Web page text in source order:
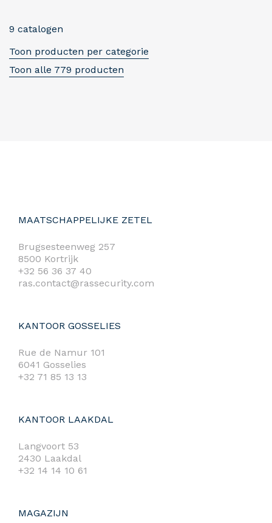
9 catalogen
Toon producten per categorie
Toon alle 779 producten
MAATSCHAPPELIJKE ZETEL
Brugsesteenweg 257
8500 Kortrijk
+32 56 36 37 40
ras.contact@rassecurity.com
KANTOOR GOSSELIES
Rue de Namur 101
6041 Gosselies
+32 71 85 13 13
KANTOOR LAAKDAL
Langvoort 53
2430 Laakdal
+32 14 14 10 61
MAGAZIJN